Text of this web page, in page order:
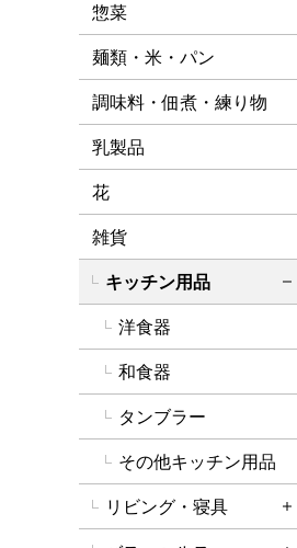
惣菜
麺類・米・パン
調味料・佃煮・練り物
乳製品
花
雑貨
キッチン用品
洋食器
和食器
タンブラー
その他キッチン用品
リビング・寝具